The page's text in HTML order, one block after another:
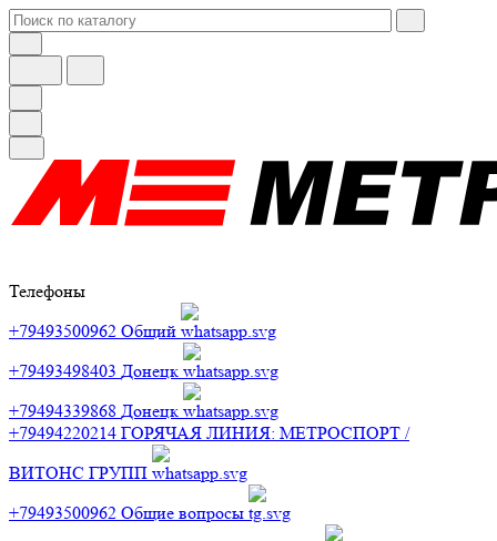
Телефоны
+79493500962 Общий
+79493498403 Донецк
+79494339868 Донецк
+79494220214 ГОРЯЧАЯ ЛИНИЯ: МЕТРОСПОРТ /
ВИТОНС ГРУПП
+79493500962 Общие вопросы